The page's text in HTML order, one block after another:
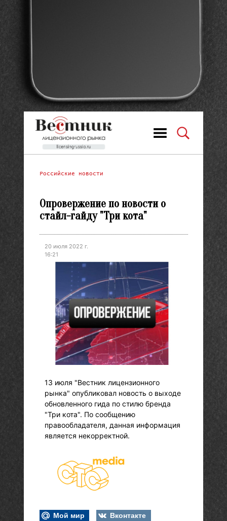
Российские новости
Опровержение по новости о
стайл-гайду "Три кота"
20 июля 2022 г.
16:21
13 июля "Вестник лицензионного
рынка" опубликовал новость о выходе
обновленного гида по стилю бренда
"Три кота". По сообщению
правообладателя, данная информация
является некорректной.
Мой мир
Вконтакте